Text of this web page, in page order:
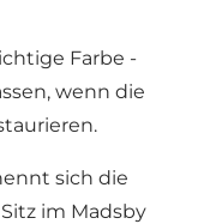
Farbe -
wenn die
sich die
im Madsby